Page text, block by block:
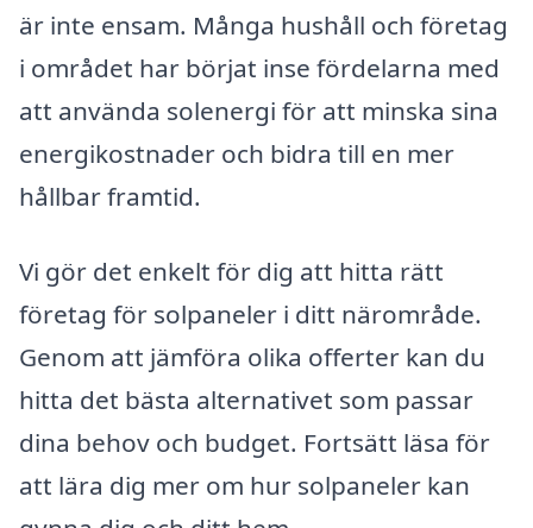
är inte ensam. Många hushåll och företag
i området har börjat inse fördelarna med
att använda solenergi för att minska sina
energikostnader och bidra till en mer
hållbar framtid.
Vi gör det enkelt för dig att hitta rätt
företag för solpaneler i ditt närområde.
Genom att jämföra olika offerter kan du
hitta det bästa alternativet som passar
dina behov och budget. Fortsätt läsa för
att lära dig mer om hur solpaneler kan